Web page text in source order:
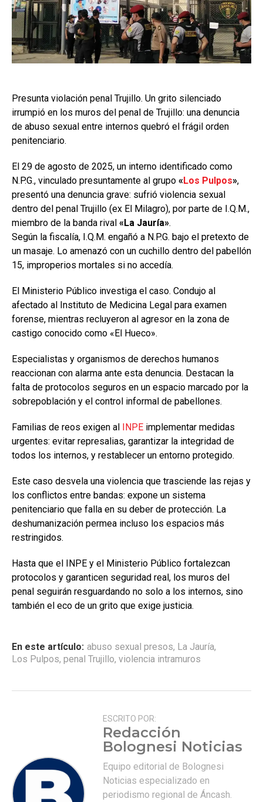
Presunta violación penal Trujillo. Un grito silenciado
irrumpió en los muros del penal de Trujillo: una denuncia
de abuso sexual entre internos quebró el frágil orden
penitenciario.
El 29 de agosto de 2025, un interno identificado como
N.P.G., vinculado presuntamente al grupo «Los Pulpos»,
presentó una denuncia grave: sufrió violencia sexual
dentro del penal Trujillo (ex El Milagro), por parte de I.Q.M.,
miembro de la banda rival «La Jauría».
Según la fiscalía, I.Q.M. engañó a N.P.G. bajo el pretexto de
un masaje. Lo amenazó con un cuchillo dentro del pabellón
15, improperios mortales si no accedía.
El Ministerio Público investiga el caso. Condujo al
afectado al Instituto de Medicina Legal para examen
forense, mientras recluyeron al agresor en la zona de
castigo conocido como «El Hueco».
Especialistas y organismos de derechos humanos
reaccionan con alarma ante esta denuncia. Destacan la
falta de protocolos seguros en un espacio marcado por la
sobrepoblación y el control informal de pabellones.
Familias de reos exigen al INPE implementar medidas
urgentes: evitar represalias, garantizar la integridad de
todos los internos, y restablecer un entorno protegido.
Este caso desvela una violencia que trasciende las rejas y
los conflictos entre bandas: expone un sistema
penitenciario que falla en su deber de protección. La
deshumanización permea incluso los espacios más
restringidos.
Hasta que el INPE y el Ministerio Público fortalezcan
protocolos y garanticen seguridad real, los muros del
penal seguirán resguardando no solo a los internos, sino
también el eco de un grito que exige justicia.
En este artículo: abuso sexual presos, La Jauría,
Los Pulpos, penal Trujillo, violencia intramuros
ESCRITO POR:
Redacción
Bolognesi Noticias
Equipo editorial de Bolognesi
Noticias especializado en
periodismo regional de Áncash.